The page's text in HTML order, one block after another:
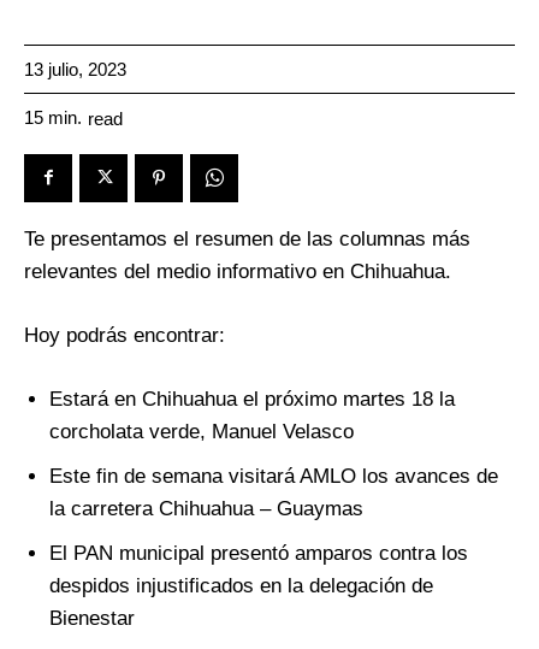
13 julio, 2023
15 min. read
Te presentamos el resumen de las columnas más
relevantes del medio informativo en Chihuahua.
Hoy podrás encontrar:
Estará en Chihuahua el próximo martes 18 la
corcholata verde, Manuel Velasco
Este fin de semana visitará AMLO los avances de
la carretera Chihuahua – Guaymas
El PAN municipal presentó amparos contra los
despidos injustificados en la delegación de
Bienestar